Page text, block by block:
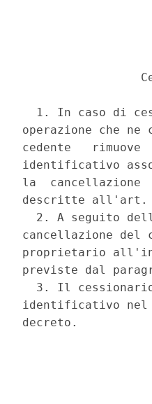
1. In caso di
operazione che
cedente
identificativo
la  cancellazione
descritte all'art.
2. A seguito
cancellazione
proprietario
previste dal
3. Il
identificativo nel